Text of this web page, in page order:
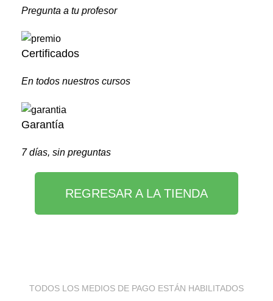
Pregunta a tu profesor
Certificados
En todos nuestros cursos
Garantía
7 días, sin preguntas
REGRESAR A LA TIENDA
TODOS LOS MEDIOS DE PAGO ESTÁN HABILITADOS